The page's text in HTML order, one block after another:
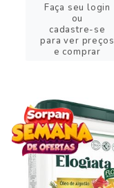
Faça seu login
ou
cadastre-se
para ver preços
e comprar